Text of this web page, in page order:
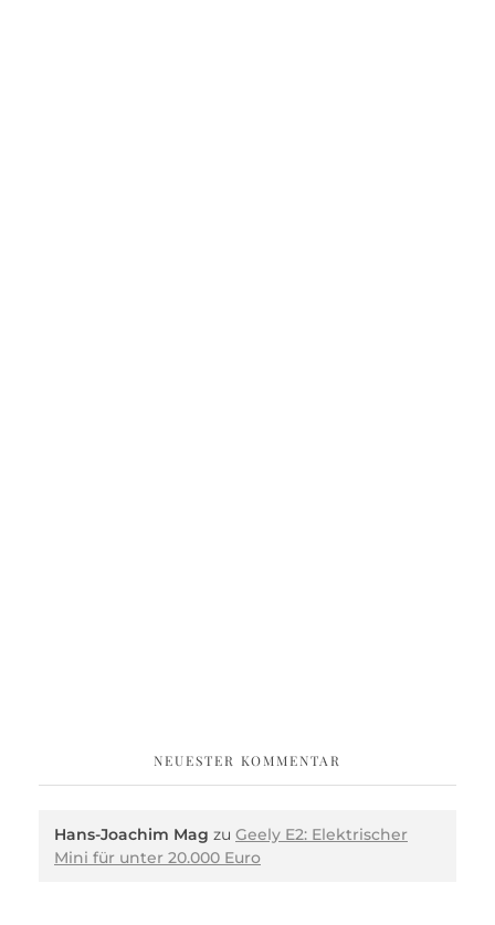
NEUESTER KOMMENTAR
Hans-Joachim Mag zu Geely E2: Elektrischer
Mini für unter 20.000 Euro